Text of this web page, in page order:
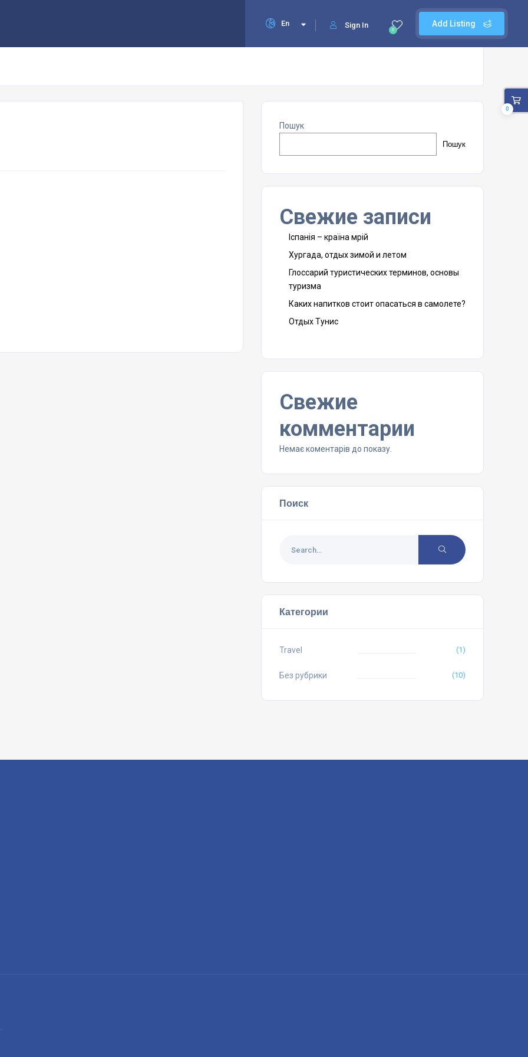
Add Listing
0
Sign In
En
Пошук
Пошук
Свежие записи
Іспанія – країна мрій
Хургада, отдых зимой и летом
Глоссарий туристических терминов, основы
туризма
Каких напитков стоит опасаться в самолете?
Отдых Тунис
Свежие
комментарии
Немає коментарів до показу.
Поиск
Категории
Travel (1)
Без рубрики (10)
0